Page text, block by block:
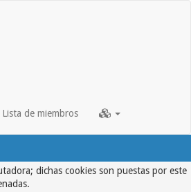
Lista de miembros
dichas cookies son puestas por este